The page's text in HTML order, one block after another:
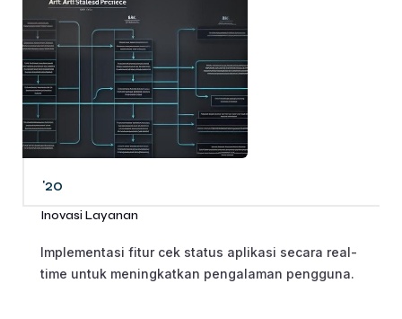
'20
Inovasi Layanan
Implementasi fitur cek status aplikasi secara real-
time untuk meningkatkan pengalaman pengguna.